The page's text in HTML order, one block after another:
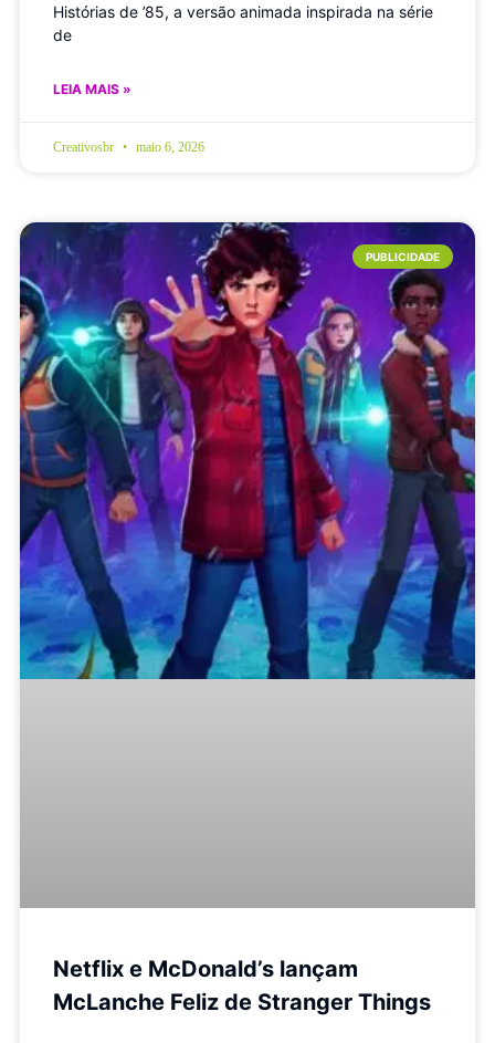
Histórias de ’85, a versão animada inspirada na série
de
LEIA MAIS »
Creativosbr maio 6, 2026
PUBLICIDADE
Netflix e McDonald’s lançam
McLanche Feliz de Stranger Things